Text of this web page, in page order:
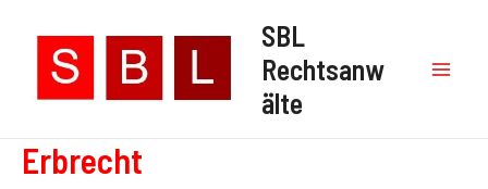
Inhalt
springen
SBL
Rechtsanw
älte
Erbrecht